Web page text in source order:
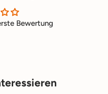
Bewertung